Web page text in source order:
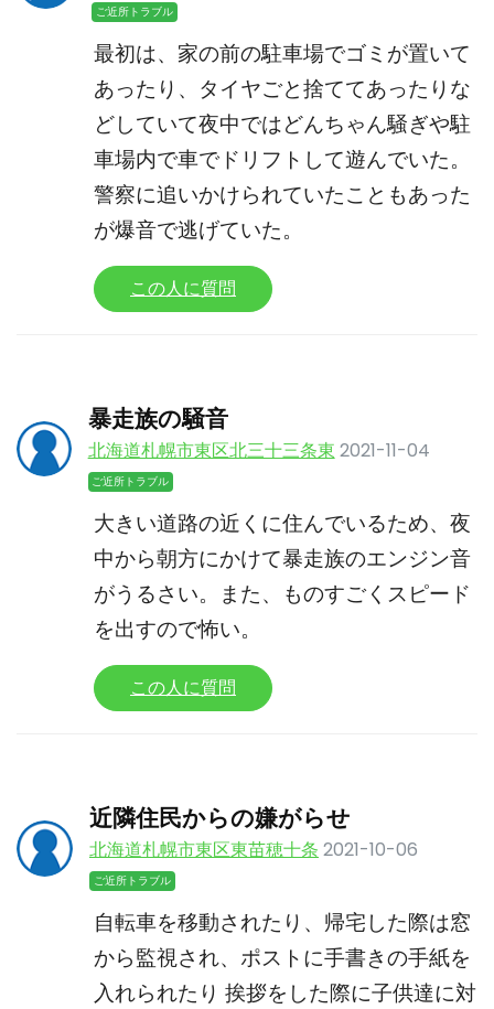
ご近所トラブル
最初は、家の前の駐車場でゴミが置いて
あったり、タイヤごと捨ててあったりな
どしていて夜中ではどんちゃん騒ぎや駐
車場内で車でドリフトして遊んでいた。
警察に追いかけられていたこともあった
が爆音で逃げていた。
この人に質問
暴走族の騒音
北海道札幌市東区北三十三条東 2021-11-04
ご近所トラブル
大きい道路の近くに住んでいるため、夜
中から朝方にかけて暴走族のエンジン音
がうるさい。また、ものすごくスピード
を出すので怖い。
この人に質問
近隣住民からの嫌がらせ
北海道札幌市東区東苗穂十条 2021-10-06
ご近所トラブル
自転車を移動されたり、帰宅した際は窓
から監視され、ポストに手書きの手紙を
入れられたり 挨拶をした際に子供達に対